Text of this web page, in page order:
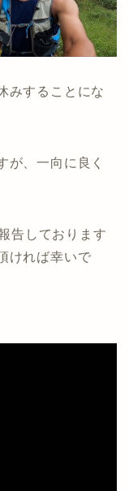
みすることにな
が、一向に良く
告しております
ければ幸いで